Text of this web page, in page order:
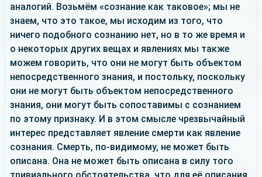
аналогий. Возьмём «сознание как таковое»; мы не
знаем, что это такое, мы исходим из того, что
ничего подобного сознанию нет, но в то же время и
о некоторых других вещах и явлениях мы также
можем говорить, что они не могут быть объектом
непосредственного знания, и постольку, поскольку
они не могут быть объектом непосредственного
знания, они могут быть сопоставимы с сознанием
по этому признаку. И в этом смысле чрезвычайный
интерес представляет явление смерти как явление
сознания. Смерть, по-видимому, не может быть
описана. Она не может быть описана в силу того